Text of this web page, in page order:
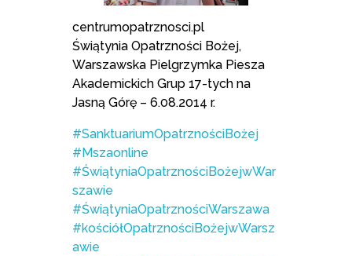
centrumopatrznosci.pl
Świątynia Opatrzności Bożej,
Warszawska Pielgrzymka Piesza
Akademickich Grup 17-tych na
Jasną Górę – 6.08.2014 r.
#SanktuariumOpatrznościBożej
#Mszaonline
#ŚwiątyniaOpatrznościBożejwWar
szawie
#ŚwiątyniaOpatrznościWarszawa
#kościółOpatrznościBożejwWarsz
awie